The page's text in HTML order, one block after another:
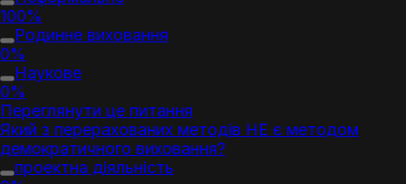
100%
Родинне виховання
0%
Наукове
0%
Переглянути це питання
Який з перерахованих методів НЕ є методом
демократичного виховання?
проектна діяльність